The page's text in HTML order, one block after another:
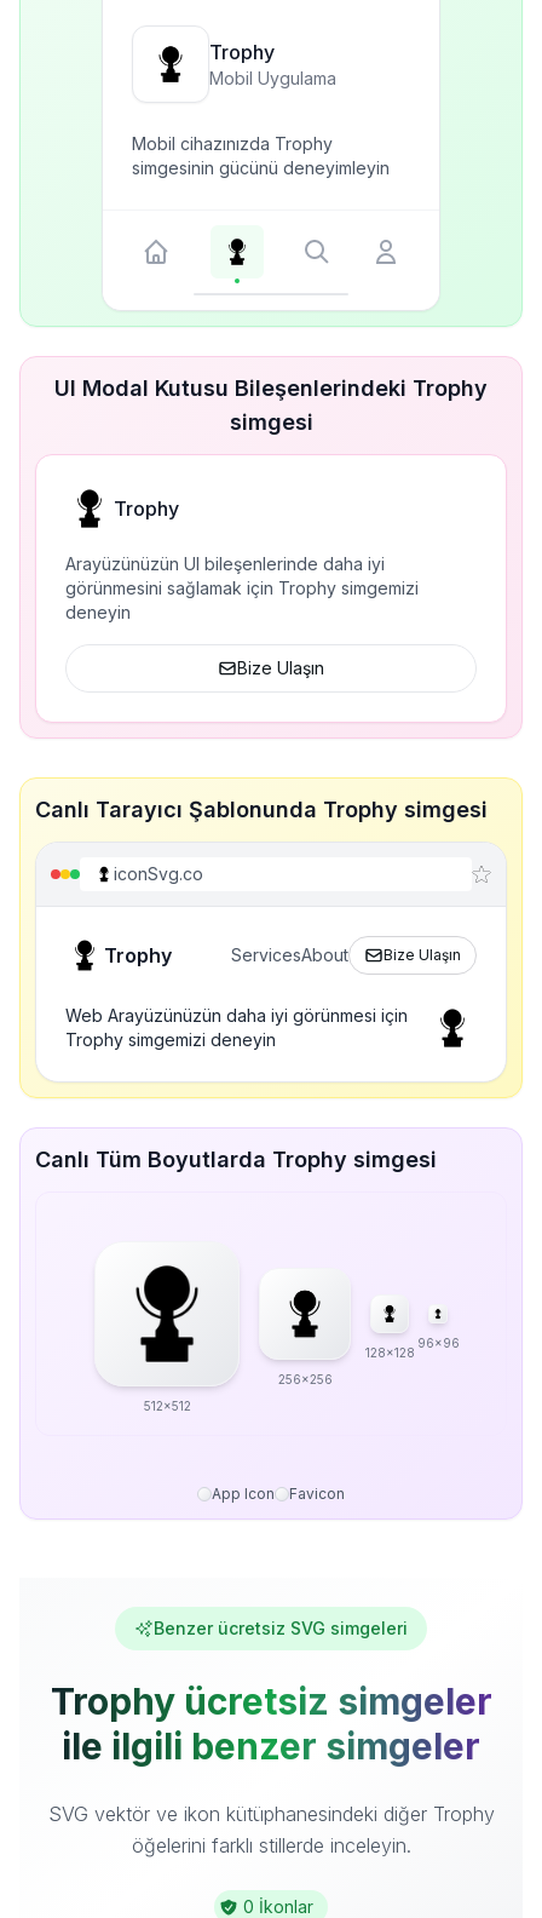
Trophy
Mobil Uygulama
Mobil cihazınızda Trophy
simgesinin gücünü deneyimleyin
UI Modal Kutusu Bileşenlerindeki Trophy
simgesi
Trophy
Arayüzünüzün UI bileşenlerinde daha iyi
görünmesini sağlamak için Trophy simgemizi
deneyin
Bize Ulaşın
Canlı Tarayıcı Şablonunda Trophy simgesi
iconSvg.co
Trophy ServicesAbout Bize Ulaşın
Web Arayüzünüzün daha iyi görünmesi için
Trophy simgemizi deneyin
Canlı Tüm Boyutlarda Trophy simgesi
512x512
256x256
128x128
96x96
App Icon Favicon
Benzer ücretsiz SVG simgeleri
Trophy ücretsiz simgeler
ile ilgili benzer simgeler
SVG vektör ve ikon kütüphanesindeki diğer Trophy
öğelerini farklı stillerde inceleyin.
0 İkonlar